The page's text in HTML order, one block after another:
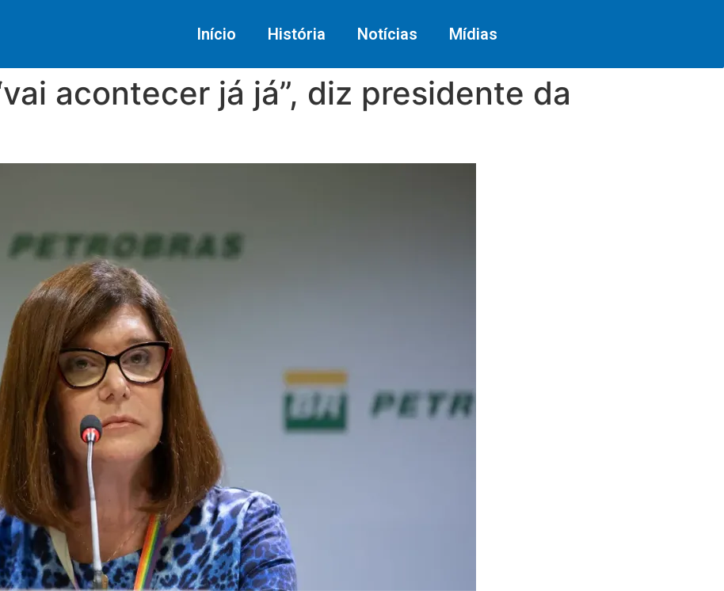
Início História Notícias Mídias
acontecer já já”, diz presidente da